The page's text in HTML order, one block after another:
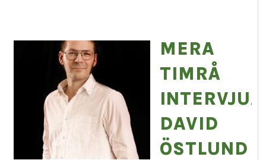
MERA
TIMRÅ
DAVID
ÖSTLUND